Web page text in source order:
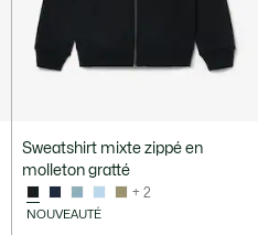
Sweatshirt mixte zippé en
molleton gratté
+ 2
NOUVEAUTÉ